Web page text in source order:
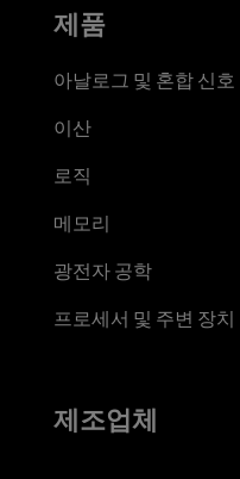
제품
아날로그 및 혼합 신호
이산
로직
메모리
광전자 공학
프로세서 및 주변 장치
제조업체